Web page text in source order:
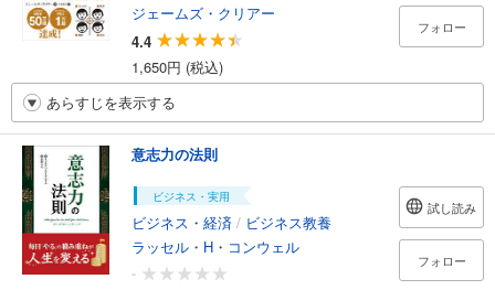
ジェームズ・クリアー
4.4
1,650円 (税込)
フォロー
あらすじを表示する
意志力の法則
ビジネス・実用
ビジネス・経済 / ビジネス教養
ラッセル・H・コンウェル
-
試し読み
フォロー